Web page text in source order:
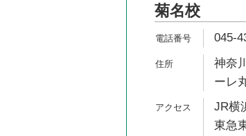
菊名校
045-
神奈
ーレ
JR横
東急